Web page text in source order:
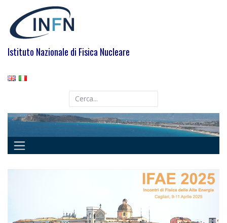
content
Istituto Nazionale di Fisica Nucleare